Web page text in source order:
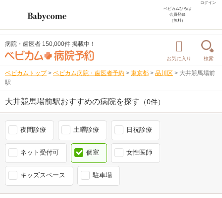
ログイン
ベビカムひろば
会員登録
（無料）
病院・歯医者 150,000件 掲載中！
お気に入り 検索
ベビカムトップ > ベビカム病院・歯医者予約 > 東京都 > 品川区 > 大井競馬場前
駅
大井競馬場前駅おすすめの病院を探す （0件）
夜間診療 土曜診療 日祝診療
ネット受付可 個室 女性医師
キッズスペース 駐車場